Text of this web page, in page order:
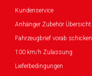
Kundenservice
Anhänger Zubehör Übersicht
Fahrzeugbrief vorab schicken
100 km/h Zulassung
Lieferbedingungen